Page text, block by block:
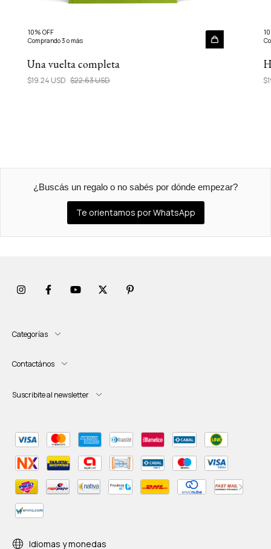
10% OFF
Comprando 3 o más
Una vuelta completa
$19.24 USD $22.63 USD
¿Buscás un regalo o no sabés por dónde empezar?
Te orientamos por WhatsApp
Categorías
Contactános
Suscribite al newsletter
Idiomas y monedas